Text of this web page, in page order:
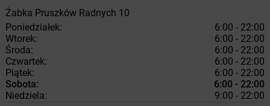
Żabka Pruszków Radnych 10
Poniedziałek:
6:00 - 22:00
Wtorek:
6:00 - 22:00
Środa:
6:00 - 22:00
Czwartek:
6:00 - 22:00
Piątek:
6:00 - 22:00
Sobota:
6:00 - 22:00
Niedziela:
9:00 - 22:00